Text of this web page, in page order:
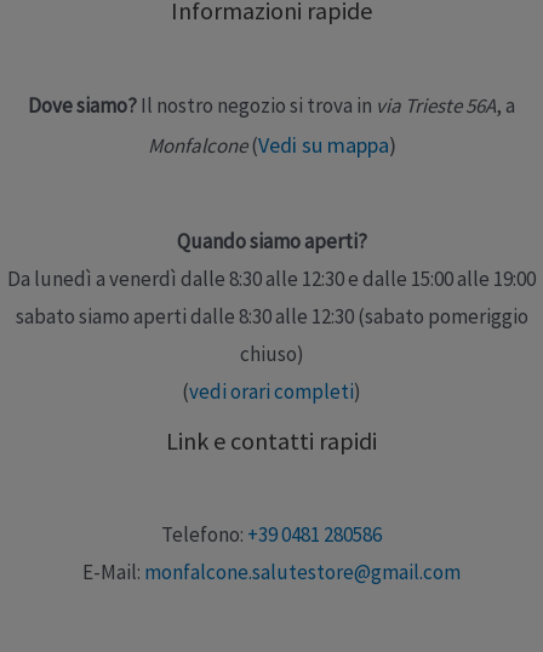
del corpo contemporaneamente, anche in coppia.
Informazioni rapide
Dove siamo?Il nostro negozio si trova in via Trieste 56A, a
Monfalcone(Vedi su mappa)
Quando siamo aperti?
Da lunedì a venerdì dalle 8:30 alle 12:30 e dalle 15:00 alle 19:00
sabato siamo aperti dalle 8:30 alle 12:30 (sabato pomeriggio
chiuso)
(vedi orari completi)
Link e contatti rapidi
Telefono: +39 0481 280586
E-Mail: monfalcone.salutestore@gmail.com